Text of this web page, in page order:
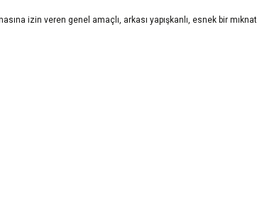
izin veren genel amaçlı, arkası yapışkanlı, esnek bir